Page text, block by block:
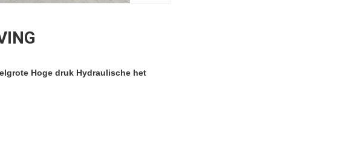
Hoge druk Hydraulische het